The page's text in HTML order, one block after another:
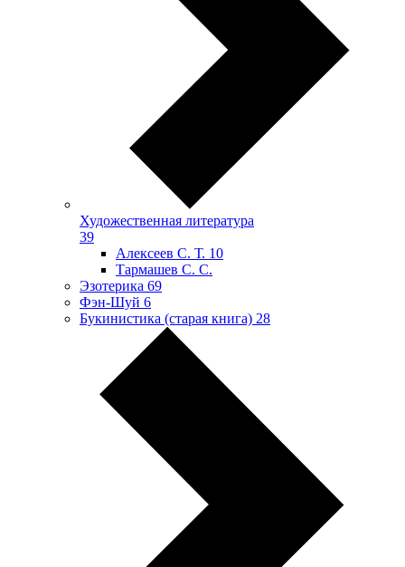
Художественная литература
39
Алексеев С. Т. 10
Тармашев С. С.
Эзотерика 69
Фэн-Шуй 6
Букинистика (старая книга) 28